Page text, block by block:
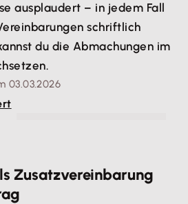
ausplaudert – in jedem Fall
schriftlich
du die Abmachungen im
03.03.2026
Zusatzvereinbarung